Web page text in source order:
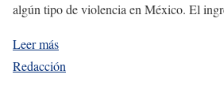
algún tipo de violencia en México. El
Leer más
Redacción